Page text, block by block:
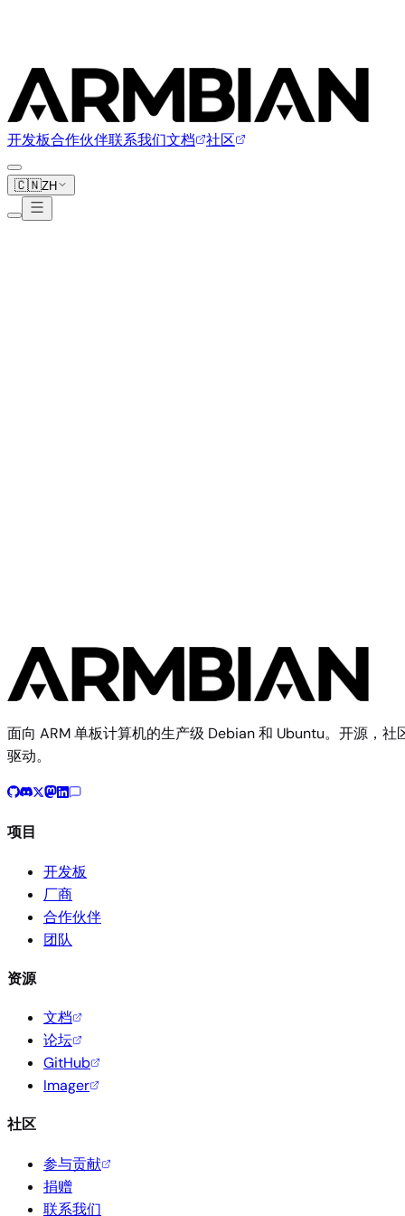
开发板合作伙伴联系我们文档 社区
🇨🇳ZH
面向 ARM 单板计算机的生产级 Debian 和 Ubuntu。开源，社
驱动。
项目
开发板
厂商
合作伙伴
团队
资源
文档
论坛
GitHub
Imager
社区
参与贡献
捐赠
联系我们